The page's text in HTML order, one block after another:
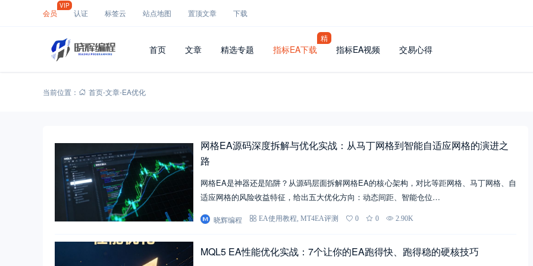
会员
VIP
认证 标签云 站点地图 置顶文章 下载
首页 文章 精选专题 指标EA下载
精
指标EA视频 交易心得
当前位置： 首页-文章-EA优化
网格EA源码深度拆解与优化实战：从马丁网格到智能自适应网格的演进之
路
网格EA是神器还是陷阱？从源码层面拆解网格EA的核心架构，对比等距网格、马丁网格、自
适应网格的风险收益特征，给出五大优化方向：动态间距、智能仓位…
晓辉编程 EA使用教程 MT4EA评测 0 0 2.90K
MQL5 EA性能优化实战：7个让你的EA跑得快、跑得稳的硬核技巧